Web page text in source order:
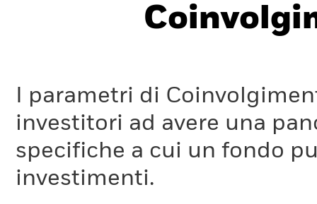
I parametri di
investitori ad avere una
specifiche a cui un fondo
investimenti.